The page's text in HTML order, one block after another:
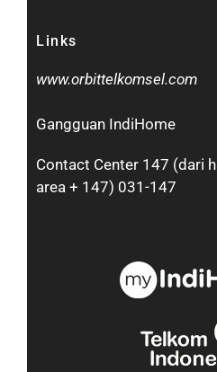
Links
www.orbittelkomsel.com
Gangguan IndiHome
Contact Center 147 (dari
area + 147) 031-147